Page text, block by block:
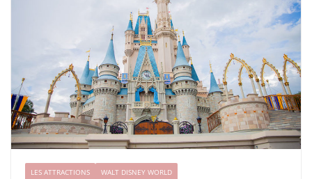
LES ATTRACTIONS WALT DISNEY WORLD